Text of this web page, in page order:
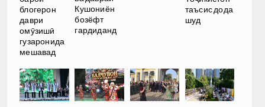
блогерон
даври
омӯзишӣ
гузаронида
мешавад
Кушониён
бозёфт
гардиданд
таъсис дода
шуд